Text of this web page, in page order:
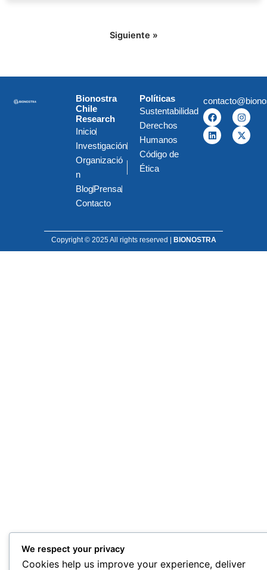
Siguiente »
Bionostra
Chile
Research
Inicio
Investigación
Organizació
n
BlogPrensa
Contacto
Políticas
Sustentabilidad
Derechos
Humanos
Código de
Ética
F
a
c
e
b
I
n
s
t
a
L
i
n
k
e
X
-
t
w
i
Copyright © 2025 All rights reserved | BIONOSTRA
We respect your privacy
Cookies help us improve your experience, deliver